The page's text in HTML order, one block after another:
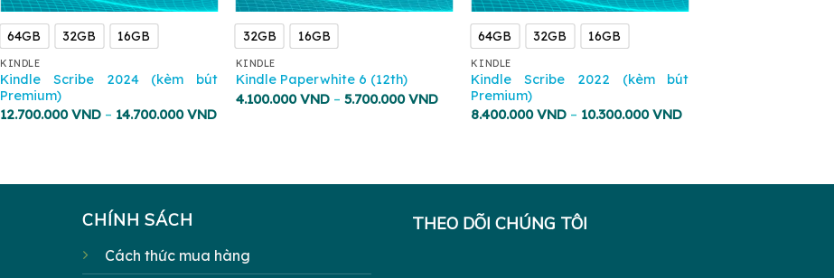
64GB 32GB 16GB
KINDLE
Kindle Scribe 2024 (kèm bút
Premium)
12.700.000VND – 14.700.000VND
32GB 16GB
KINDLE
Kindle Paperwhite 6 (12th)
4.100.000VND– 5.700.000VND
64GB 32GB 16GB
KINDLE
Kindle Scribe 2022 (kèm bút
Premium)
8.400.000VND – 10.300.000VND
CHÍNH SÁCH
Cách thức mua hàng
THEO DÕI CHÚNG TÔI